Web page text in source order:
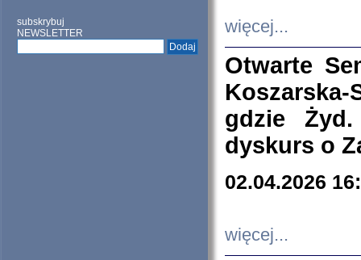
subskrybuj
NEWSLETTER
więcej...
Otwarte
Koszarska-
gdzie
dyskurs o
02.04.2026
więcej...